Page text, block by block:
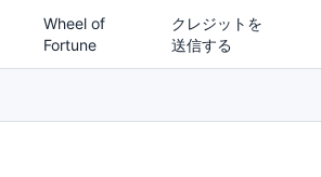
Wheel of
Fortune
クレジットを
送信する